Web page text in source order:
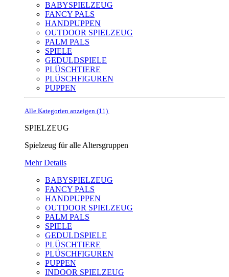
BABYSPIELZEUG
FANCY PALS
HANDPUPPEN
OUTDOOR SPIELZEUG
PALM PALS
SPIELE
GEDULDSPIELE
PLÜSCHTIERE
PLÜSCHFIGUREN
PUPPEN
Alle Kategorien anzeigen (11)
SPIELZEUG
Spielzeug für alle Altersgruppen
Mehr Details
BABYSPIELZEUG
FANCY PALS
HANDPUPPEN
OUTDOOR SPIELZEUG
PALM PALS
SPIELE
GEDULDSPIELE
PLÜSCHTIERE
PLÜSCHFIGUREN
PUPPEN
INDOOR SPIELZEUG